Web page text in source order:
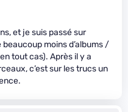
et je suis passé sur
moins d’albums /
tout cas). Après il y a
c’est sur les trucs un